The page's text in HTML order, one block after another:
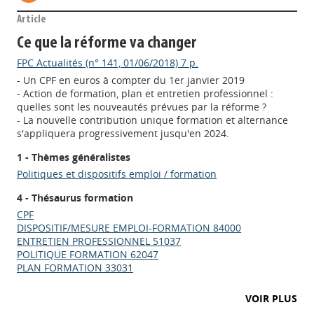
Article
Ce que la réforme va changer
FPC Actualités (n° 141, 01/06/2018) 7 p.
- Un CPF en euros à compter du 1er janvier 2019
- Action de formation, plan et entretien professionnel :
quelles sont les nouveautés prévues par la réforme ?
- La nouvelle contribution unique formation et alternance
s'appliquera progressivement jusqu'en 2024.
1 - Thèmes généralistes
Politiques et dispositifs emploi / formation
4 - Thésaurus formation
CPF
DISPOSITIF/MESURE EMPLOI-FORMATION 84000
ENTRETIEN PROFESSIONNEL 51037
POLITIQUE FORMATION 62047
PLAN FORMATION 33031
VOIR PLUS
Appels à projets